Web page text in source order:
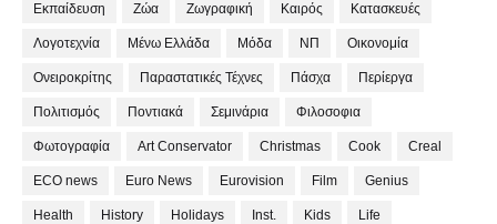
Εκπαίδευση Ζώα Ζωγραφική Καιρός Κατασκευές
Λογοτεχνία Μένω Ελλάδα Μόδα ΝΠ Οικονομία
Ονειροκρίτης Παραστατικές Τέχνες Πάσχα Περίεργα
Πολιτισμός Ποντιακά Σεμινάρια Φιλοσοφια
Φωτογραφία Art Conservator Christmas Cook Creal
ECO news Euro News Eurovision Film Genius
Health History Holidays Inst. Kids Life